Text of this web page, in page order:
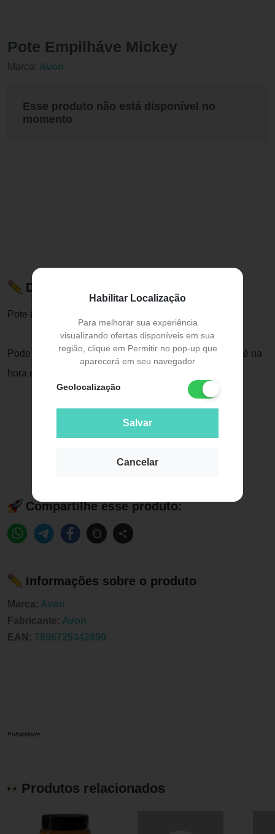
Habilitar Localização
Para melhorar sua experiência
visualizando ofertas disponíveis em sua
região, clique em Permitir no pop-up que
aparecerá em seu navegador
Geolocalização
Salvar
Cancelar
Pote Empilháve Mickey
Marca: Avon
Esse produto não está disponível no
momento
Descrição do Produto
Pote ideal para o dia dia.
Pode ser empilhado na caneca, a criança se diverte até na
hora do lanche.
Compartilhe esse produto:
Informações sobre o produto
Marca: Avon
Fabricante: Avon
EAN: 7896725342890
Publicidade
Produtos relacionados